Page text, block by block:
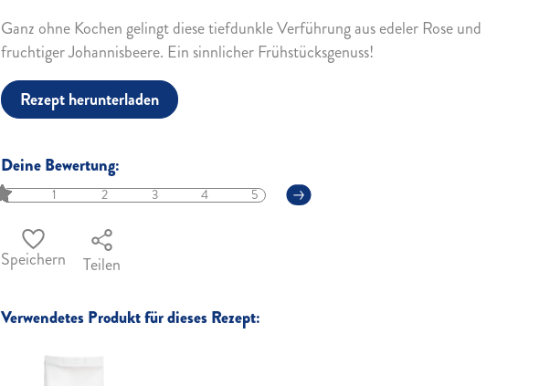
Ganz ohne Kochen gelingt diese tiefdunkle Verführung aus edeler Rose und
fruchtiger Johannisbeere. Ein sinnlicher Frühstücksgenuss!
Rezept herunterladen
Deine Bewertung:
1 2 3 4 5
Speichern Teilen
Verwendetes Produkt für dieses Rezept: